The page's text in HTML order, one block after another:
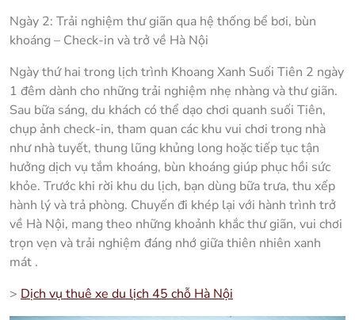
Ngày 2: Trải nghiệm thư giãn qua hệ thống bể bơi, bùn
khoáng – Check-in và trở về Hà Nội
Ngày thứ hai trong lịch trình Khoang Xanh Suối Tiên 2 ngày
1 đêm dành cho những trải nghiệm nhẹ nhàng và thư giãn.
Sau bữa sáng, du khách có thể dạo chơi quanh suối Tiên,
chụp ảnh check-in, tham quan các khu vui chơi trong nhà
như nhà tuyết, thung lũng khủng long hoặc tiếp tục tận
hưởng dịch vụ tắm khoáng, bùn khoáng giúp phục hồi sức
khỏe. Trước khi rời khu du lịch, bạn dùng bữa trưa, thu xếp
hành lý và trả phòng. Chuyến đi khép lại với hành trình trở
về Hà Nội, mang theo những khoảnh khắc thư giãn, vui chơi
trọn vẹn và trải nghiệm đáng nhớ giữa thiên nhiên xanh
mát .
> Dịch vụ thuê xe du lịch 45 chỗ Hà Nội